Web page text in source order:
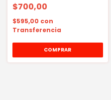
$700,00
$595,00 con
Transferencia